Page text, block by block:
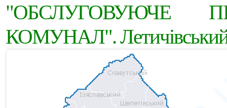
"ОБСЛУГОВУЮЧЕ
КОМУНАЛ". Летичівський